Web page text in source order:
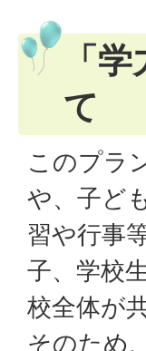
「
て
このプラ
や、子ど
習や行事
子、学校
校全体が
そのため